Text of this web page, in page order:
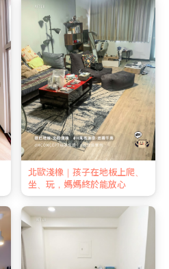
北歐淺橡｜孩子在地板上爬、
坐、玩，媽媽終於能放心